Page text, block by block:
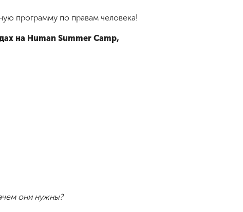
программу по правам человека!
на Human Summer Camp,
они нужны?